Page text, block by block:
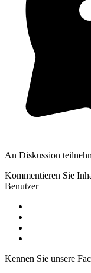
An Diskussion
Kommentieren Sie
Benutzer
Kennen Sie unsere